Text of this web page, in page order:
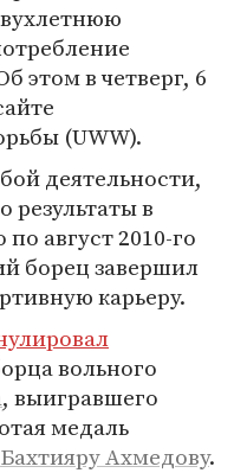
этом в четверг, 6
(UWW).
деятельности,
результаты в
по август 2010-го
борец завершил
карьеру.
вольного
, выигравшего
медаль
Бахтияру Ахмедову.